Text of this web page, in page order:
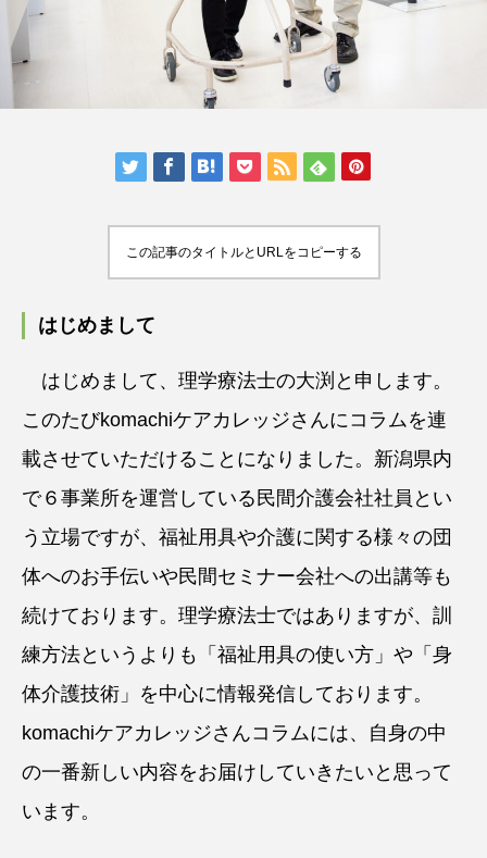
この記事のタイトルとURLをコピーする
はじめまして
はじめまして、理学療法士の大渕と申します。
このたびkomachiケアカレッジさんにコラムを連
載させていただけることになりました。新潟県内
で６事業所を運営している民間介護会社社員とい
う立場ですが、福祉用具や介護に関する様々の団
体へのお手伝いや民間セミナー会社への出講等も
続けております。理学療法士ではありますが、訓
練方法というよりも「福祉用具の使い方」や「身
体介護技術」を中心に情報発信しております。
komachiケアカレッジさんコラムには、自身の中
の一番新しい内容をお届けしていきたいと思って
います。